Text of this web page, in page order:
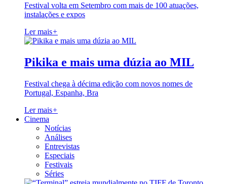
Festival volta em Setembro com mais de 100 atuações,
instalações e expos
Ler mais+
Pikika e mais uma dúzia ao MIL
Festival chega à décima edição com novos nomes de
Portugal, Espanha, Bra
Ler mais+
Cinema
Notícias
Análises
Entrevistas
Especiais
Festivais
Séries